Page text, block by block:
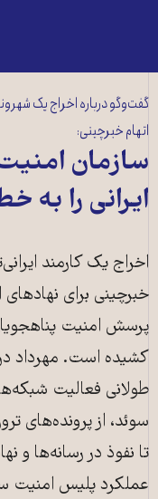
گفت‌وگو درباره اخراج یک
اتهام خبرچینی:
سازمان
ایرانی را به
اخراج یک کارمند
خبرچینی برای
پرسش امنیت
کشیده است. مهرداد
طولانی فعالیت
سوئد، از پرونده‌های
تا نفوذ در رسانه‌ها و
عملکرد پلیس امنیت